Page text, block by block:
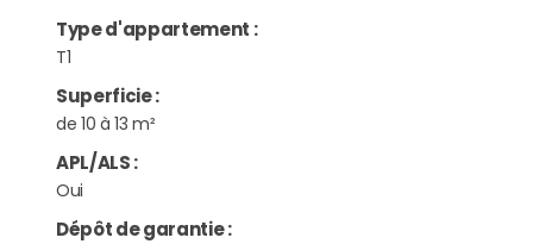
Type d'appartement :
T1
Superficie:
de 10 à 13 m²
APL/ALS:
Oui
Dépôt de garantie: